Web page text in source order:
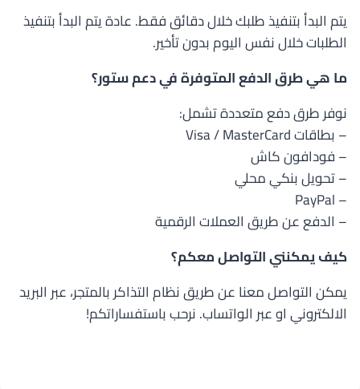
يتم البدأ بتنفيذ طلبك خلال دقائق فقط. عادة يتم البدأ بتنفيذ
الطلبات خلال نفس اليوم بدون تأخير.
ما هي طرق الدفع المتوفرة في دعم ستور؟
نوفر طرق دفع متعددة تشمل:
– بطاقات Visa / MasterCard
– فودافون كاش
– تحويل بنكي محلي
– PayPal
– الدفع عن طريق العملات الرقمية
كيف يمكنني التواصل معكم؟
يمكن التواصل معنا عن طريق نظام التذاكر بالمتجر، عبر البريد
الالكتروني او عبر الواتساب. نرحب باستفساراتكم!